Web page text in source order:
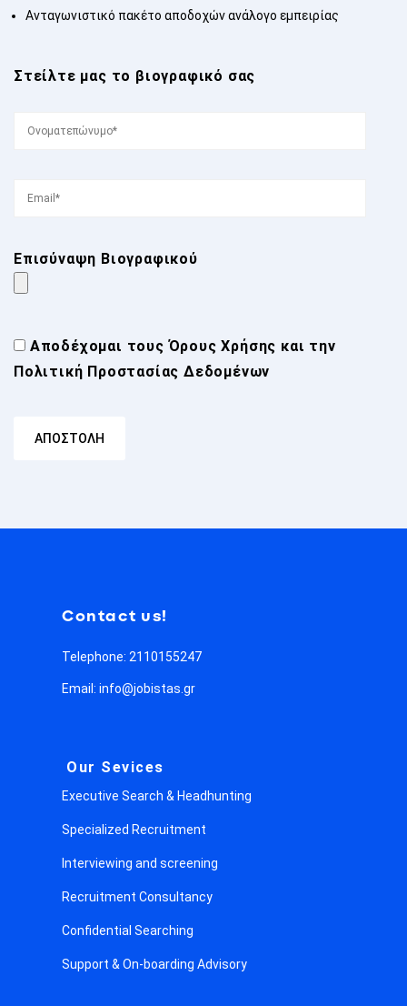
Ανταγωνιστικό πακέτο αποδοχών ανάλογο εμπειρίας
Στείλτε μας το βιογραφικό σας
Επισύναψη Βιογραφικού
Αποδέχομαι τουςΌρους Χρήσης και την
Πολιτική Προστασίας Δεδομένων
Contact us!
Telephone: 2110155247
Email: info@jobistas.gr
Our Sevices
Executive Search & Headhunting
Specialized Recruitment
Interviewing and screening
Recruitment Consultancy
Confidential Searching
Support & On-boarding Advisory